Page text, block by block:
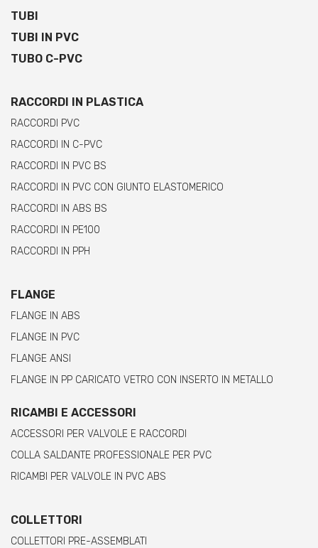
TUBI
TUBI IN PVC
TUBO C-PVC
RACCORDI IN PLASTICA
RACCORDI PVC
RACCORDI IN C-PVC
RACCORDI IN PVC BS
RACCORDI IN PVC CON GIUNTO ELASTOMERICO
RACCORDI IN ABS BS
RACCORDI IN PE100
RACCORDI IN PPH
FLANGE
FLANGE IN ABS
FLANGE IN PVC
FLANGE ANSI
FLANGE IN PP CARICATO VETRO CON INSERTO IN METALLO
RICAMBI E ACCESSORI
ACCESSORI PER VALVOLE E RACCORDI
COLLA SALDANTE PROFESSIONALE PER PVC
RICAMBI PER VALVOLE IN PVC ABS
COLLETTORI
COLLETTORI PRE-ASSEMBLATI